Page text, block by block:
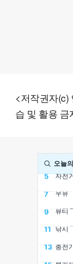
<저작권자(c)
습 및 활용 금